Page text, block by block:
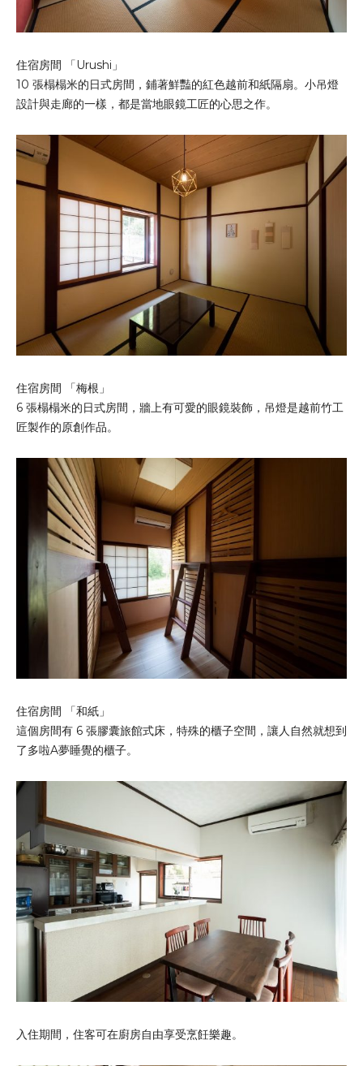
住宿房間 「Urushi」
10 張榻榻米的日式房間，鋪著鮮豔的紅色越前和紙隔扇。小吊燈
設計與走廊的一樣，都是當地眼鏡工匠的心思之作。
住宿房間 「梅根」
6 張榻榻米的日式房間，牆上有可愛的眼鏡裝飾，吊燈是越前竹工
匠製作的原創作品。
住宿房間 「和紙」
這個房間有 6 張膠囊旅館式床，特殊的櫃子空間，讓人自然就想到
了多啦A夢睡覺的櫃子。
入住期間，住客可在廚房自由享受烹飪樂趣。